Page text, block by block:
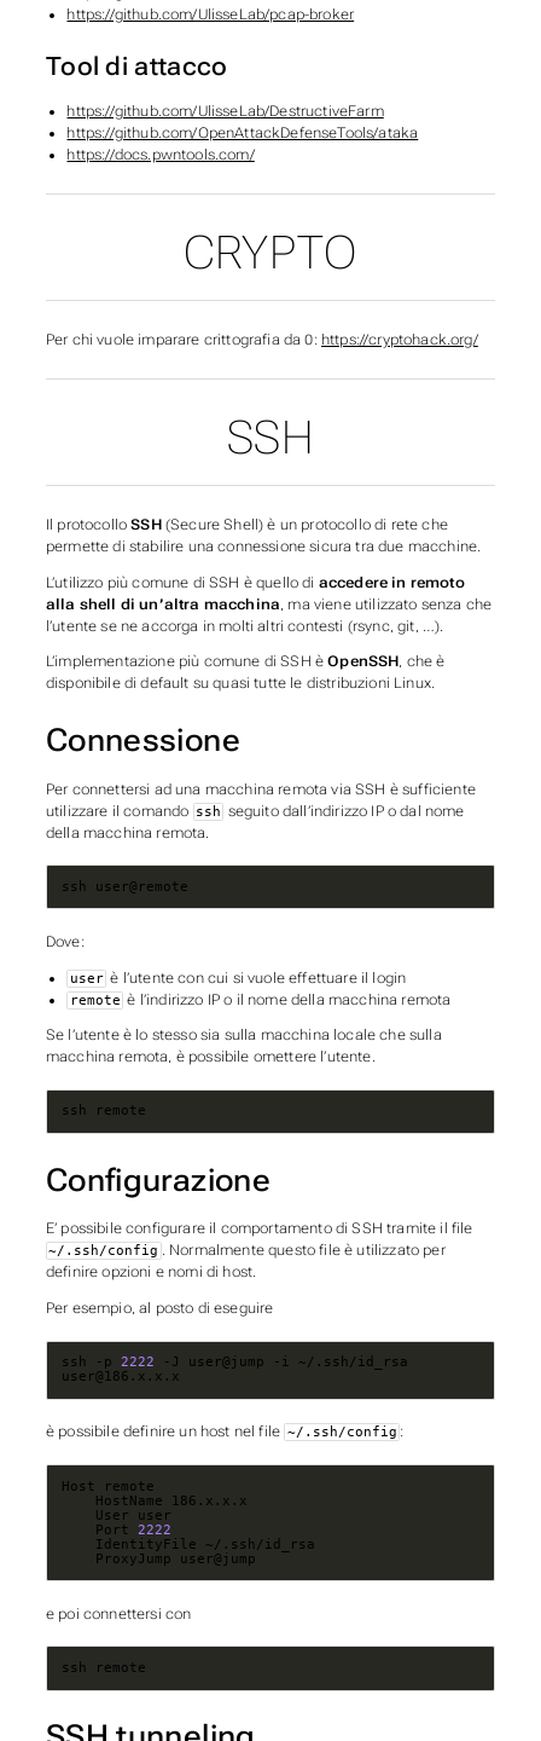
https://github.com/UlisseLab/pcap-broker
Tool di attacco
https://github.com/UlisseLab/DestructiveFarm
https://github.com/OpenAttackDefenseTools/ataka
https://docs.pwntools.com/
CRYPTO
Per chi vuole imparare crittografia da 0: https://cryptohack.org/
SSH
Il protocolloSSH(Secure Shell) è un protocollo di rete che
permette di stabilire una connessione sicura tra due macchine.
L’utilizzo più comune di SSH è quello di accedere in remoto
alla shell di un’altra macchina , ma viene utilizzato senza che
l’utente se ne accorga in molti altri contesti (rsync, git, …).
L’implementazione più comune di SSH èOpenSSH, che è
disponibile di default su quasi tutte le distribuzioni Linux.
Connessione
Per connettersi ad una macchina remota via SSH è sufficiente
utilizzare il comando ssh seguito dall’indirizzo IP o dal nome
della macchina remota.
ssh user@remote
Dove:
user è l’utente con cui si vuole effettuare il login
remote è l’indirizzo IP o il nome della macchina remota
Se l’utente è lo stesso sia sulla macchina locale che sulla
macchina remota, è possibile omettere l’utente.
ssh remote
Configurazione
E’ possibile configurare il comportamento di SSH tramite il file
~/.ssh/config . Normalmente questo file è utilizzato per
definire opzioni e nomi di host.
Per esempio, al posto di eseguire
ssh -p 2222 -J user@jump -i ~/.ssh/id_rsa
user@186.x.x.x
è possibile definire un host nel file ~/.ssh/config :
    Port
2222
    ProxyJump user@jump
e poi connettersi con
ssh remote